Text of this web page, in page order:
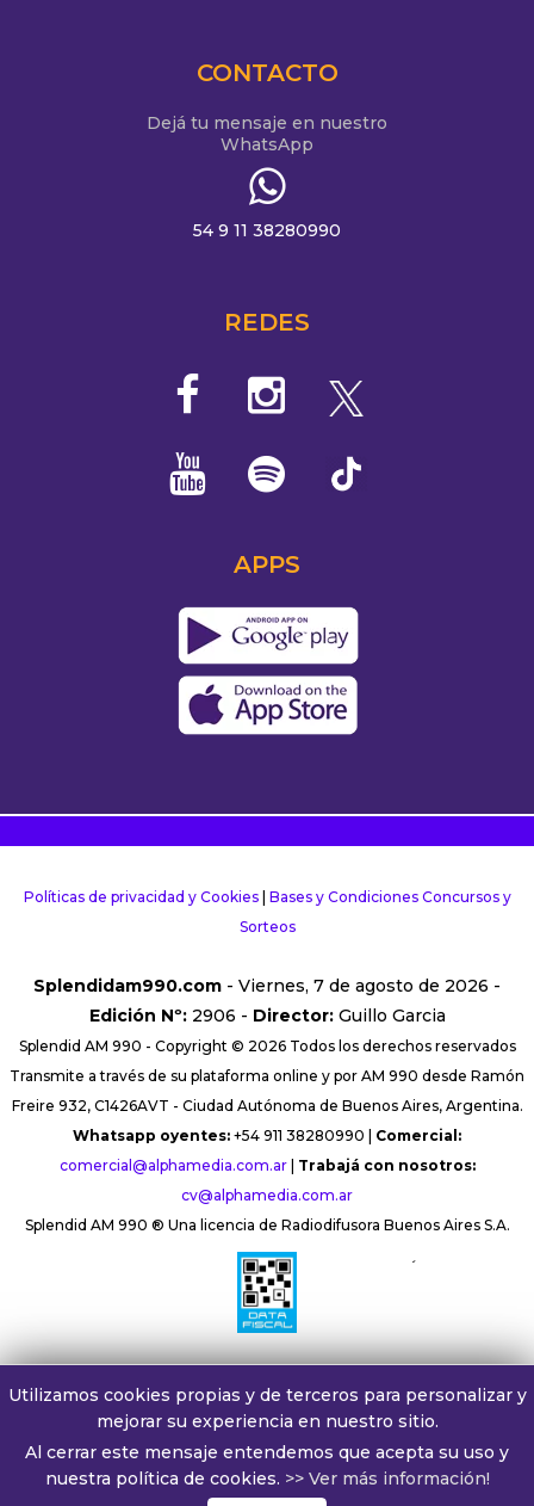
CONTACTO
Dejá tu mensaje en nuestro
WhatsApp
54 9 11 38280990
REDES
APPS
Políticas de privacidad y Cookies| Bases y Condiciones Concursos y
Sorteos
Splendidam990.com - Viernes, 7 de agosto de 2026 -
Edición Nº:2906 - Director:Guillo Garcia
Splendid AM 990 - Copyright © 2026 Todos los derechos reservados
Transmite a través de su plataforma online y por AM 990 desde Ramón
Freire 932, C1426AVT - Ciudad Autónoma de Buenos Aires, Argentina.
Whatsapp oyentes: +54 911 38280990 | Comercial:
comercial@alphamedia.com.ar| Trabajá con nosotros:
cv@alphamedia.com.ar
Splendid AM 990 ® Una licencia de Radiodifusora Buenos Aires S.A.
´
Utilizamos cookies propias y de terceros para personalizar y
mejorar su experiencia en nuestro sitio.
Al cerrar este mensaje entendemos que acepta su uso y
nuestra política de cookies. >> Ver más información!